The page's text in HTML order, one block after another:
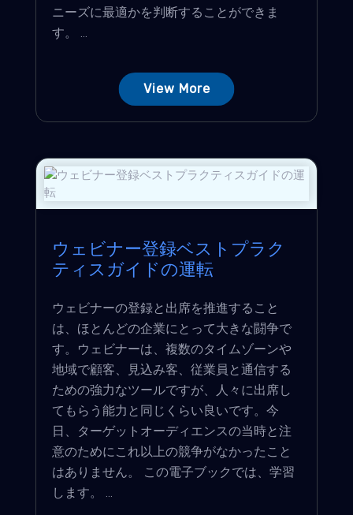
ニーズに最適かを判断することができま
す。 ...
View More
ウェビナー登録ベストプラク
ティスガイドの運転
ウェビナーの登録と出席を推進すること
は、ほとんどの企業にとって大きな闘争で
す。ウェビナーは、複数のタイムゾーンや
地域で顧客、見込み客、従業員と通信する
ための強力なツールですが、人々に出席し
てもらう能力と同じくらい良いです。今
日、ターゲットオーディエンスの当時と注
意のためにこれ以上の競争がなかったこと
はありません。 この電子ブックでは、学習
します。 ...